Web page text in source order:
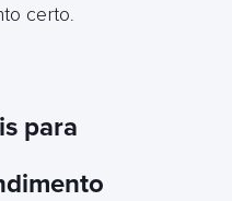
certo.
para